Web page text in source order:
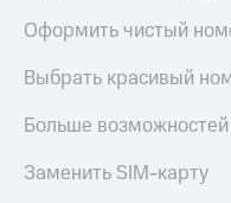
Оформить чистый
Выбрать красивый
Больше
Заменить SIM-карту